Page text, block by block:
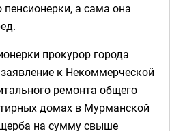
а сама она
прокурор города
к Некоммерческой
ремонта общего
домах в Мурманской
на сумму свыше